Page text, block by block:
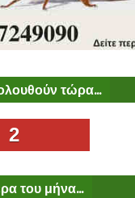
τώρα...
2
του μήνα...